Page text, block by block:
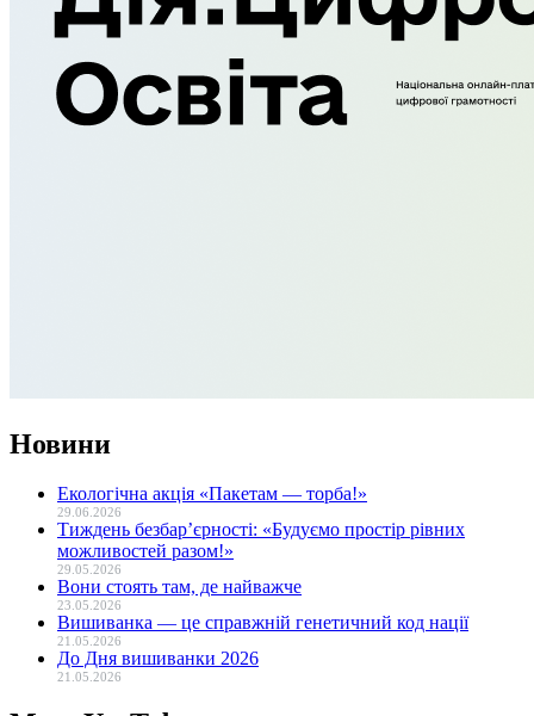
Новини
Екологічна акція «Пакетам — торба!»
29.06.2026
Тиждень безбар’єрності: «Будуємо простір рівних
можливостей разом!»
29.05.2026
Вони стоять там, де найважче
23.05.2026
Вишиванка — це справжній генетичний код нації
21.05.2026
До Дня вишиванки 2026
21.05.2026